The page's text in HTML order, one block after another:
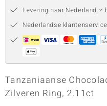
Levering naar Nederland
Nederlandse klantenservice
Tanzaniaanse
Zilveren Ring, 2.11ct